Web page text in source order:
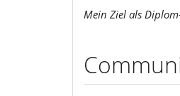
Mein Ziel als